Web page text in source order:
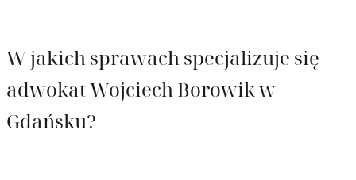
W jakich sprawach specjalizuje się
adwokat Wojciech Borowik w
Gdańsku?